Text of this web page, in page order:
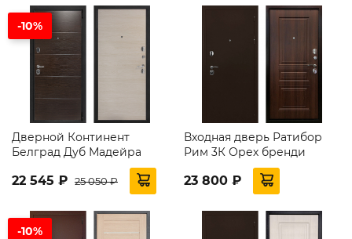
-10%
Дверной Континент
Белград Дуб Мадейра
22 545 ₽ 25 050 ₽
Входная дверь Ратибор
Рим 3К Орех бренди
23 800 ₽
-10%